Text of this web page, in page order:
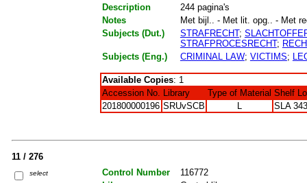
Description
244 pagina's
Notes
Met bijl.. - Met lit. opg.. - Met
Subjects (Dut.)
STRAFRECHT;
STRAFPROCESRECHT;
Subjects (Eng.)
CRIMINAL LAW; VICTIMS;
Available Copies: 1
Accession No. Library Type of Material Shelf
201800000196 SRUvSCB L SLA
11 / 276
select Control Number
116772